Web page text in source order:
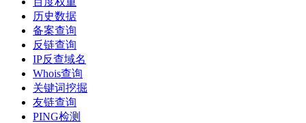
历史数据
备案查询
反链查询
IP反查域名
Whois查询
关键词挖掘
友链查询
PING检测